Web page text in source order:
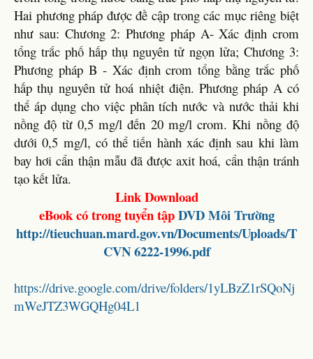
Hai phương pháp được đề cập trong các mục riêng biệt
như sau: Chương 2: Phương pháp A- Xác định crom
tổng trắc phố hấp thụ nguyên tử ngọn lửa; Chương 3:
Phương pháp B - Xác định crom tổng bằng trắc phố
hấp thụ nguyên tử hoá nhiệt điện. Phương pháp A có
thể áp dụng cho việc phân tích nước và nước thải khi
nồng độ từ 0,5 mg/l đến 20 mg/l crom. Khi nồng độ
dưới 0,5 mg/l, có thể tiến hành xác định sau khi làm
bay hơi cẩn thận mẫu đã được axit hoá, cẩn thận tránh
tạo kết lửa.
Link Download
eBook có trong tuyển tậpDVD Môi Trường
http://tieuchuan.mard.gov.vn/Documents/Uploads/T
CVN 6222-1996.pdf
https://drive.google.com/drive/folders/1yLBzZ1rSQoNj
mWeJTZ3WGQHg04L1